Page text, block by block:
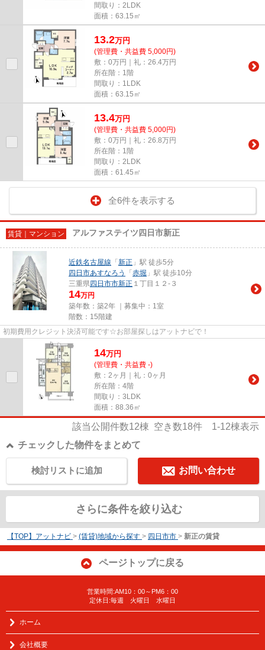
間取り：2LDK
面積：63.15㎡
13.2万円
(管理費・共益費 5,000円)
敷：0万円｜礼：26.4万円
所在階：1階
間取り：1LDK
面積：63.15㎡
13.4万円
(管理費・共益費 5,000円)
敷：0万円｜礼：26.8万円
所在階：1階
間取り：2LDK
面積：61.45㎡
全6件を表示する
賃貸｜マンション アルファステイツ四日市新正
近鉄名古屋線 「 新正 」駅 徒歩5分
四日市あすなろう
「 赤堀 」駅 徒歩10分
三重県四日市市新正 １丁目１２-３
14万円
築年数：築2年 ｜募集中： 1室
階数：15階建
初期費用クレジット決済可能です☆お部屋探しはアットナビで！
14万円
(管理費・共益費 -)
敷：2ヶ月｜礼：0ヶ月
所在階：4階
間取り：3LDK
面積：88.36㎡
該当公開件数12棟 空き数18件 1-12棟表示
チェックした物件をまとめて
お問い合わせ
検討リストに追加
さらに条件を絞り込む
【TOP】アットナビ > (賃貸)地域から探す > 四日市市 > 新正の賃貸
ページトップに戻る
営業時間:AM10：00～PM6：00
定休日:毎週 火曜日 水曜日
ホーム
会社概要